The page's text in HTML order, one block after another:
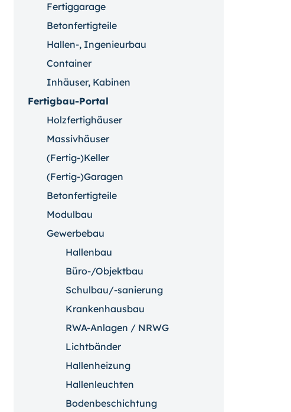
Fertiggarage
Betonfertigteile
Hallen-, Ingenieurbau
Container
Inhäuser, Kabinen
Fertigbau-Portal
Holzfertighäuser
Massivhäuser
(Fertig-)Keller
(Fertig-)Garagen
Betonfertigteile
Modulbau
Gewerbebau
Hallenbau
Büro-/Objektbau
Schulbau/-sanierung
Krankenhausbau
RWA-Anlagen / NRWG
Lichtbänder
Hallenheizung
Hallenleuchten
Bodenbeschichtung